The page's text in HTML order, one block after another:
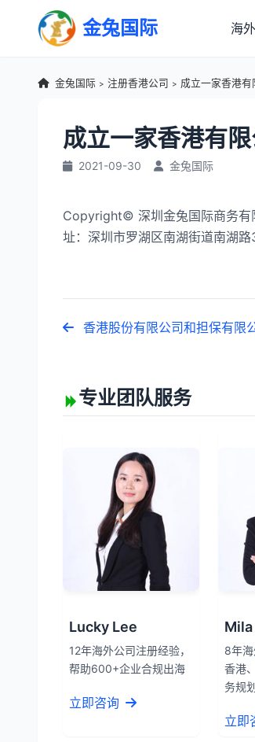
金兔国际 海
金兔国际 > 注册香港公司 > 成立一家香港
成立一家香港有
2021-09-30 金兔国际
Copyright© 深圳金兔国际商务有
址：深圳市罗湖区南湖街道南湖
香港股份有限公司和担保有限
专业团队服务
Lucky Lee
12年海外公司注册经验，
帮助600+企业合规出海
立即咨询
Mila
8年
香港
务规
立即